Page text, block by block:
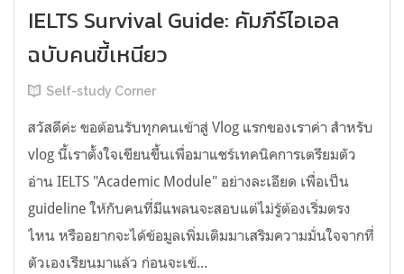
IELTS Survival Guide: คัมภีร์ไอเอล
ฉบับคนขี้เหนียว
Self-study Corner
สวัสดีค่ะ ขอต้อนรับทุกคนเข้าสู่ Vlog แรกของเราค่า สำหรับ
vlog นี้เราตั้งใจเขียนขึ้นเพื่อมาแชร์เทคนิคการเตรียมตัว
อ่าน IELTS "Academic Module" อย่างละเอียด เพื่อเป็น
guideline ให้กับคนที่มีแพลนจะสอบแต่ไม่รู้ต้องเริ่มตรง
ไหน หรืออยากจะได้ข้อมูลเพิ่มเติมมาเสริมความมั่นใจจากที่
ตัวเองเรียนมาแล้ว ก่อนจะเข้...